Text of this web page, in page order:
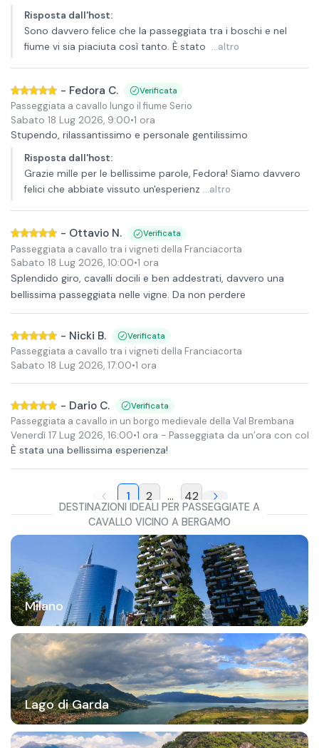
Risposta dall'host:
Sono davvero felice che la passeggiata tra i boschi e nel
fiume vi sia piaciuta così tanto. È stato ...altro
- Fedora C. Verificata
Passeggiata a cavallo lungo il fiume Serio
Sabato 18 Lug 2026, 9:00•1 ora
Stupendo, rilassantissimo e personale gentilissimo
Risposta dall'host:
Grazie mille per le bellissime parole, Fedora! Siamo davvero
felici che abbiate vissuto un'esperienz ...altro
- Ottavio N. Verificata
Passeggiata a cavallo tra i vigneti della Franciacorta
Sabato 18 Lug 2026, 10:00•1 ora
Splendido giro, cavalli docili e ben addestrati, davvero una
bellissima passeggiata nelle vigne. Da non perdere
- Nicki B. Verificata
Passeggiata a cavallo tra i vigneti della Franciacorta
Sabato 18 Lug 2026, 17:00•1 ora
- Dario C. Verificata
Passeggiata a cavallo in un borgo medievale della Val Brembana
Venerdì 17 Lug 2026, 16:00•1 ora - Passeggiata da un’ora con
È stata una bellissima esperienza!
1 2 ... 42
DESTINAZIONI IDEALI PER PASSEGGIATE A
CAVALLO VICINO A BERGAMO
Milano
Lago di Garda